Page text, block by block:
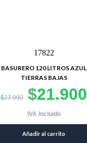
17822
BASURERO 120 LITROS AZUL
TIERRAS BAJAS
$27.990 $21.900
IVA Incluido
Añadir al carrito